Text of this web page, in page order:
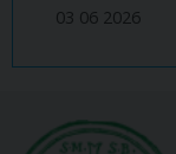
03 06 2026